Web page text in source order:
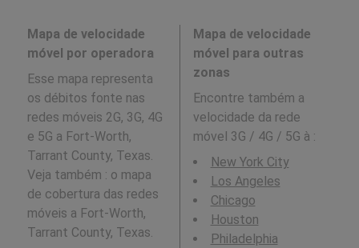
Mapa de velocidade
móvel por operadora
Esse mapa representa
os débitos fonte nas
redes móveis 2G, 3G, 4G
e 5G a Fort-Worth,
Tarrant County, Texas.
Veja também : o mapa
de cobertura das redes
móveis a Fort-Worth,
Tarrant County, Texas.
Mapa de velocidade
móvel para outras
zonas
Encontre também a
velocidade da rede
móvel 3G / 4G / 5G à :
New York City
Los Angeles
Chicago
Houston
Philadelphia